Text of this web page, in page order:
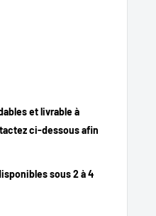
et livrable à
ci-dessous afin
sous 2 à 4